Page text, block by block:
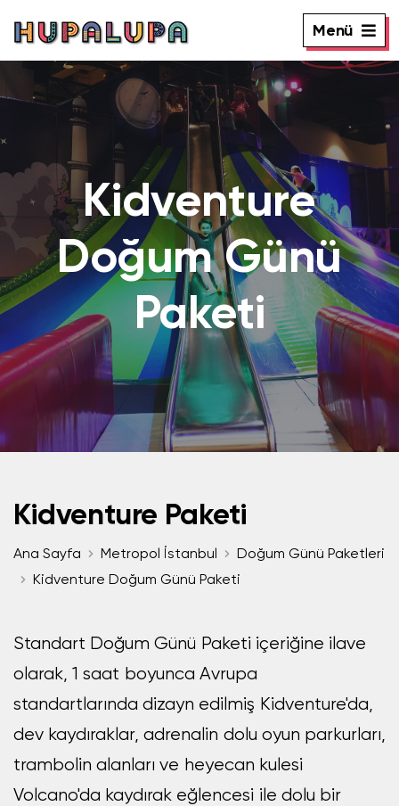
Menü
Kidventure
Doğum Günü
Paketi
Kidventure Paketi
Ana Sayfa Metropol İstanbul
Doğum Günü Paketleri
Kidventure Doğum Günü Paketi
Standart Doğum Günü Paketi içeriğine ilave
olarak, 1 saat boyunca Avrupa
standartlarında dizayn edilmiş Kidventure'da,
dev kaydıraklar, adrenalin dolu oyun parkurları,
trambolin alanları ve heyecan kulesi
Volcano'da kaydırak eğlencesi ile dolu bir